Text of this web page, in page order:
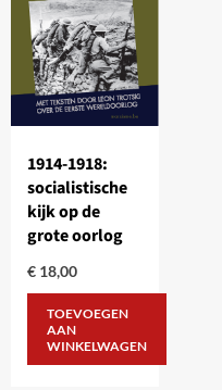
1914-1918:
socialistische
kijk op de
grote oorlog
€ 18,00
TOEVOEGEN
AAN
WINKELWAGEN